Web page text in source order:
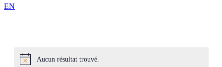
EN
Aucun résultat trouvé.